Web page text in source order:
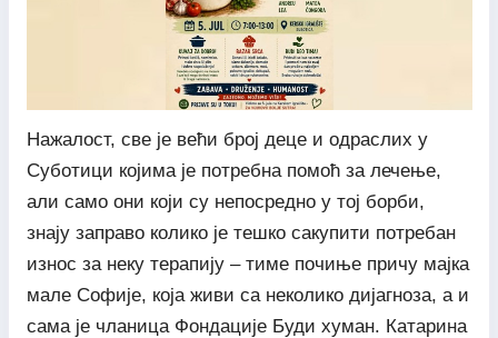
Нажалост, све је већи број деце и одраслих у
Суботици којима је потребна помоћ за лечење,
али само они који су непосредно у тој борби,
знају заправо колико је тешко сакупити потребан
износ за неку терапију – тиме почиње причу мајка
мале Софије, која живи са неколико дијагноза, а и
сама је чланица Фондације Буди хуман. Катарина